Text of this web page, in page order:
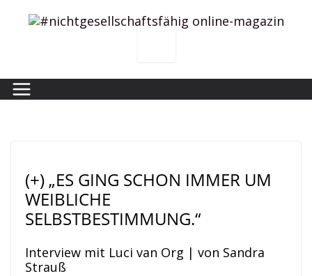
Inhalt
(+) „ES GING SCHON IMMER UM
WEIBLICHE
SELBSTBESTIMMUNG.“
Interview mit Luci van Org | von Sandra
Strauß